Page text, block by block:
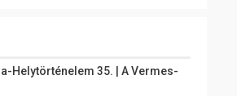
Helytörténelem 35. | A Vermes-